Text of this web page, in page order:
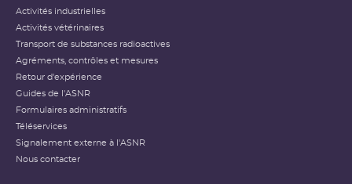
Activités industrielles
Activités vétérinaires
Transport de substances radioactives
Agréments, contrôles et mesures
Retour d'expérience
Guides de l'ASNR
Formulaires administratifs
Téléservices
Signalement externe à l'ASNR
Nous contacter